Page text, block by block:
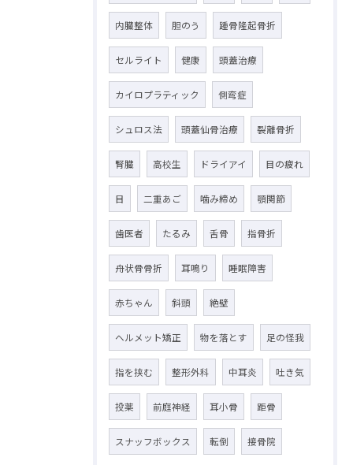
内臓整体 胆のう 踵骨隆起骨折
セルライト 健康 頭蓋治療
カイロプラティック 側弯症
シュロス法 頭蓋仙骨治療 裂離骨折
腎臓 高校生 ドライアイ 目の疲れ
目 二重あご 噛み締め 顎関節
歯医者 たるみ 舌骨 指骨折
舟状骨骨折 耳鳴り 睡眠障害
赤ちゃん 斜頭 絶壁
ヘルメット矯正 物を落とす 足の怪我
指を挟む 整形外科 中耳炎 吐き気
投薬 前庭神経 耳小骨 距骨
スナッフボックス 転倒 接骨院